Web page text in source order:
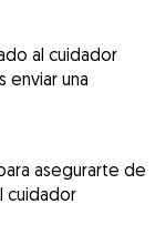
al cuidador
una
asegurarte de
cuidador